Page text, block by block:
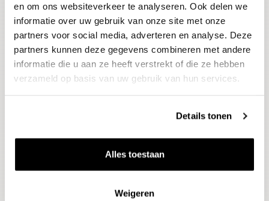
en om ons websiteverkeer te analyseren. Ook delen we
informatie over uw gebruik van onze site met onze
partners voor social media, adverteren en analyse. Deze
partners kunnen deze gegevens combineren met andere
informatie die u aan ze heeft verstrekt of die ze hebben
verzameld op basis van uw gebruik van hun services.
Details tonen
Alles toestaan
Weigeren
E-mailadres
Aanmelden